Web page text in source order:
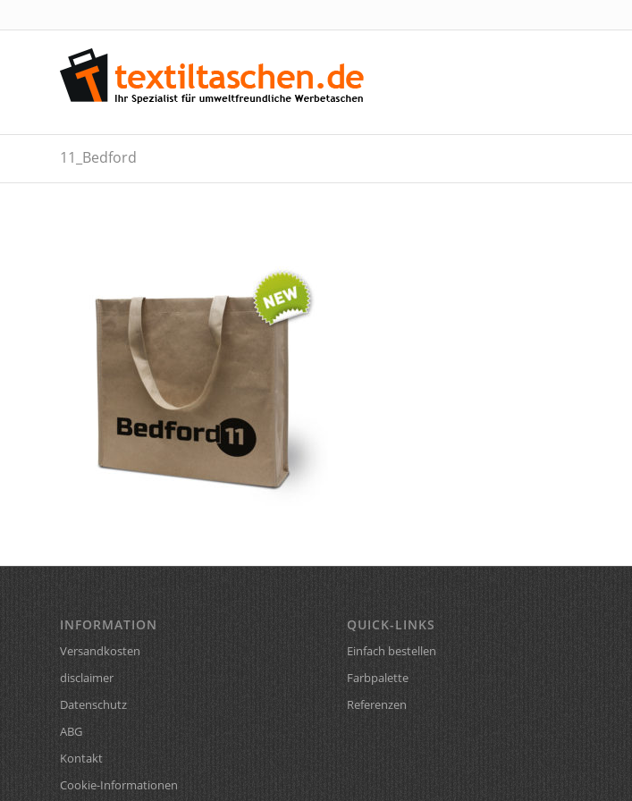
11_Bedford
INFORMATION
Versandkosten
disclaimer
Datenschutz
ABG
Kontakt
Cookie-Informationen
QUICK-LINKS
Einfach bestellen
Farbpalette
Referenzen